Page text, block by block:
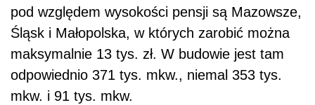
pod względem wysokości pensji są Mazowsze,
Śląsk i Małopolska, w których zarobić można
maksymalnie 13 tys. zł. W budowie jest tam
odpowiednio 371 tys. mkw., niemal 353 tys.
mkw. i 91 tys. mkw.